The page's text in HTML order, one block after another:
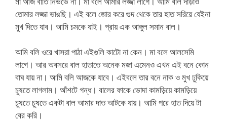
তোমার লজ্জা ভাঙছি। এই বলে জোর করে গুদ থেকে তার হাত সরিয়ে যেইনা
মুখ দিতে যাব। আমি চমকে যাই। প্রায় এক আঙ্গুল সমান বাল।
আমি বলি ওরে খাসরা পাঠা এইগুলি কাটো না কেন। মা বলে আলসেমি
লাগে। আর অবসরে বাল হাতাতে অনেক মজা এমেনও এখন এই বনে কোন
বাঘ যায় না। আমি বলি আজকে যাবে। এইবলে তার বনে নাক ও মুখ ঢুকিয়ে
চুষতে লাগলাম। আঁশটে গন্ধ। বালের ফাকে ভোদা কামড়িয়ে কামড়িয়ে
চুষতে চুষতে একটা বাল আমার দাত আটকে যায়। আমি পরে হাত দিয়ে টা
বের করি।